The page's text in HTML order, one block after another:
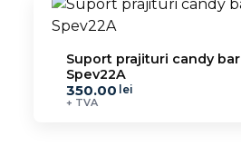
Suport prajituri candy bar
Spev22A
350.00 lei
+ TVA